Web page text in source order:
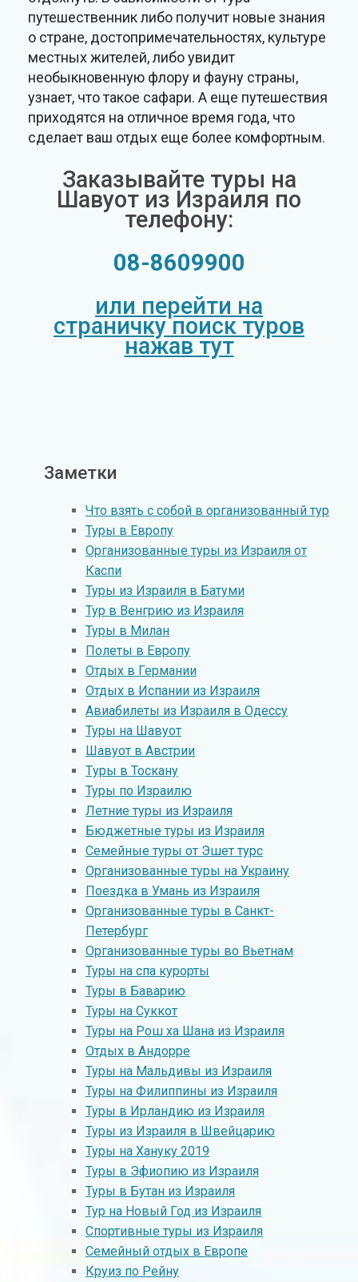
путешественник либо получит новые знания
о стране, достопримечательностях, культуре
местных жителей, либо увидит
необыкновенную флору и фауну страны,
узнает, что такое сафари. А еще путешествия
приходятся на отличное время года, что
сделает ваш отдых еще более комфортным.
Заказывайте туры на
Шавуот из Израиля по
телефону:
08-8609900
или перейти на
страничку поиск туров
нажав тут
Заметки
Что взять с собой в организованный тур
Туры в Европу
Организованные туры из Израиля от
Каспи
Туры из Израиля в Батуми
Тур в Венгрию из Израиля
Туры в Милан
Полеты в Европу
Отдых в Германии
Отдых в Испании из Израиля
Авиабилеты из Израиля в Одессу
Туры на Шавуот
Шавуот в Австрии
Tуры в Тоскану
Туры по Израилю
Летние туры из Израиля
Бюджетные туры из Израиля
Семейные туры от Эшет турс
Организованные туры на Украину
Поездка в Умань из Израиля
Организованные туры в Санкт-
Петербург
Организованные туры во Вьетнам
Туры на спа курорты
Туры в Баварию
Туры на Суккот
Туры на Рош ха Шана из Израиля
Отдых в Андорре
Туры на Мальдивы из Израиля
Туры на Филиппины из Израиля
Туры в Ирландию из Израиля
Туры из Израиля в Швейцарию
Туры на Хануку 2019
Туры в Эфиопию из Израиля
Туры в Бутан из Израиля
Тур на Новый Год из Израиля
Спортивные туры из Израиля
Семейный отдых в Европе
Круиз по Рейну